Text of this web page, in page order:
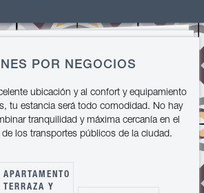
POR NEGOCIOS
ubicación y al confort y equipamiento
tu estancia será todo comodidad. No hay
tranquilidad y máxima cercanía en el
los transportes públicos de la ciudad.
APARTAMENTO
TERRAZA Y